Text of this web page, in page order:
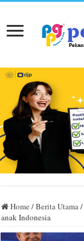
Home /Berita Utama/
anak Indonesia